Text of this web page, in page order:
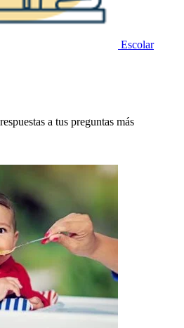
Escolar
a tus preguntas más